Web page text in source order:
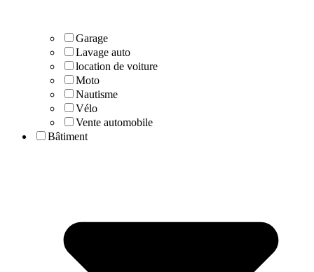
Garage
Lavage auto
location de voiture
Moto
Nautisme
Vélo
Vente automobile
Bâtiment